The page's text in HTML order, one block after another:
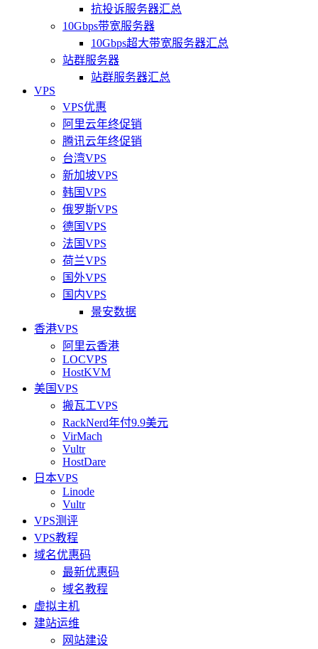
抗投诉服务器汇总
10Gbps带宽服务器
10Gbps超大带宽服务器汇总
站群服务器
站群服务器汇总
VPS
VPS优惠
阿里云年终促销
腾讯云年终促销
台湾VPS
新加坡VPS
韩国VPS
俄罗斯VPS
德国VPS
法国VPS
荷兰VPS
国外VPS
国内VPS
景安数据
香港VPS
阿里云香港
LOCVPS
HostKVM
美国VPS
搬瓦工VPS
RackNerd年付9.9美元
VirMach
Vultr
HostDare
日本VPS
Linode
Vultr
VPS测评
VPS教程
域名优惠码
最新优惠码
域名教程
虚拟主机
建站运维
网站建设